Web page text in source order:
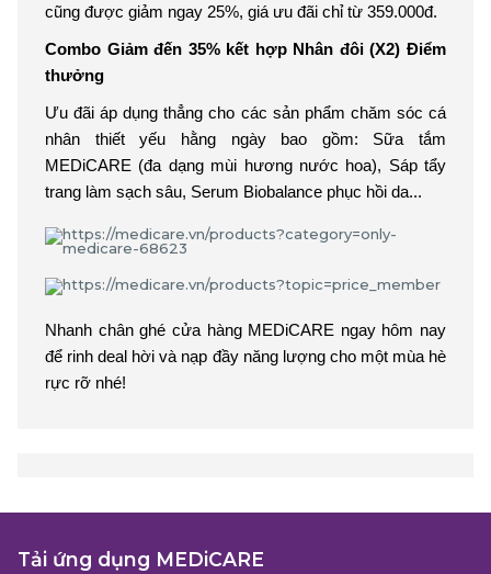
cũng được giảm ngay 25%, giá ưu đãi chỉ từ 359.000đ.
Combo Giảm đến 35% kết hợp Nhân đôi (X2) Điểm
thưởng
Ưu đãi áp dụng thẳng cho các sản phẩm chăm sóc cá
nhân thiết yếu hằng ngày bao gồm: Sữa tắm
MEDiCARE (đa dạng mùi hương nước hoa), Sáp tẩy
trang làm sạch sâu, Serum Biobalance phục hồi da...
Nhanh chân ghé cửa hàng MEDiCARE ngay hôm nay
để rinh deal hời và nạp đầy năng lượng cho một mùa hè
rực rỡ nhé!
Tải ứng dụng MEDiCARE